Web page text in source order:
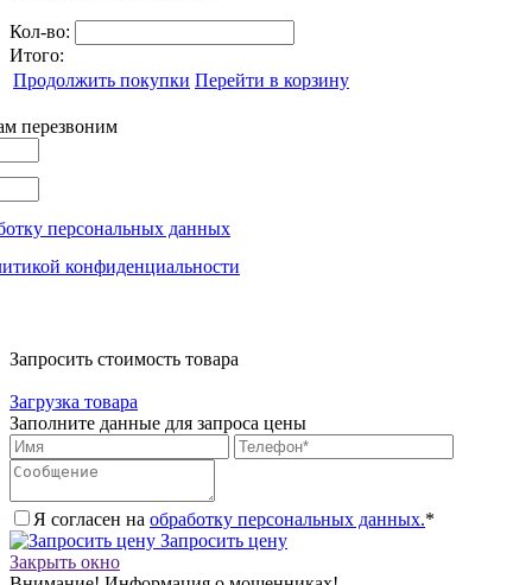
Кол-во:
Итого:
Продолжить покупки Перейти в корзину
перезвоним
персональных данных
конфиденциальности
Запросить стоимость товара
Загрузка товара
Заполните данные для запроса цены
Я согласен на обработку персональных данных.*
Запросить цену
Закрыть окно